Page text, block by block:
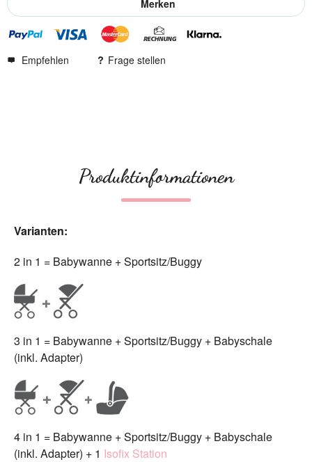
Merken
Empfehlen Frage stellen
Produktinformationen
Varianten:
2 in 1 = Babywanne + Sportsitz/Buggy
3 in 1 = Babywanne + Sportsitz/Buggy + Babyschale
(inkl. Adapter)
4 in 1 = Babywanne + Sportsitz/Buggy + Babyschale
(inkl. Adapter) + 1 Isofix Station